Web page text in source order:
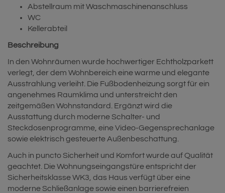
Abstellraum mit Waschmaschinenanschluss
WC
Kellerabteil
Beschreibung
In den Wohnräumen wurde hochwertiger Echtholzparkett
verlegt, der dem Wohnbereich eine warme und elegante
Ausstrahlung verleiht. Die Fußbodenheizung sorgt für ein
angenehmes Raumklima und unterstreicht den
zeitgemäßen Wohnstandard. Ergänzt wird die
Ausstattung durch moderne Schalter- und
Steckdosenprogramme, eine Video-Gegensprechanlage
sowie elektrisch gesteuerte Außenbeschattung.
Auch in puncto Sicherheit und Komfort wurde auf Qualität
geachtet. Die Wohnungseingangstüre entspricht der
Sicherheitsklasse WK3, das Haus verfügt über eine
moderne Schließanlage sowie einen barrierefreien